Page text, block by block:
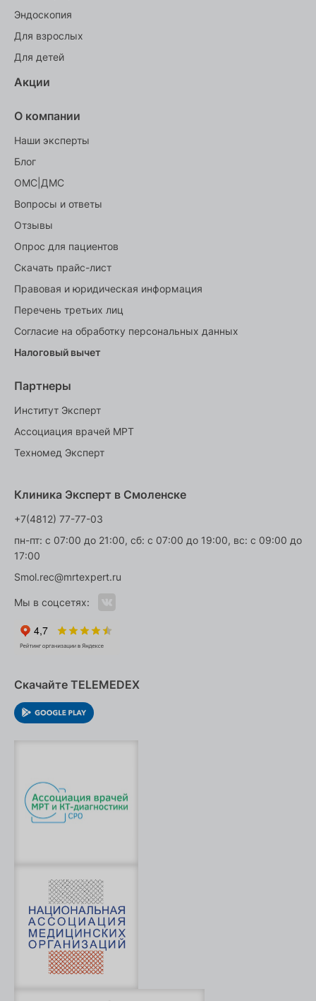
Эндоскопия
Для взрослых
Для детей
Акции
О компании
Наши эксперты
Блог
ОМС|ДМС
Вопросы и ответы
Отзывы
Опрос для пациентов
Скачать прайс-лист
Правовая и юридическая информация
Перечень третьих лиц
Согласие на обработку персональных данных
Налоговый вычет
Партнеры
Институт Эксперт
Ассоциация врачей МРТ
Техномед Эксперт
Клиника Эксперт в Смоленске
+7(4812) 77-77-03
пн-пт: с 07:00 до 21:00, сб: с 07:00 до 19:00, вс: с 09:00 до
17:00
Smol.rec@mrtexpert.ru
Мы в соцсетях:
Скачайте TELEMEDEX